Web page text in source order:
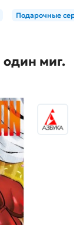
Подарочные
один миг.